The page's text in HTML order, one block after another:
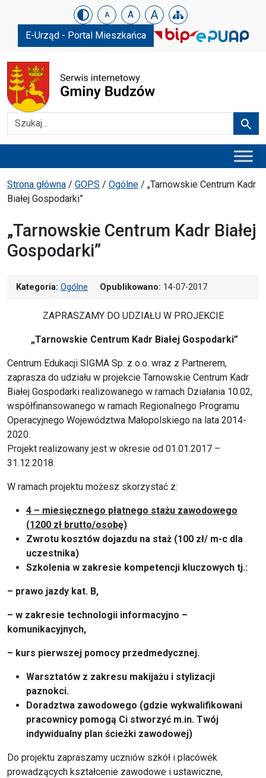
Urząd Gminy w Budzowie
Skip menu A A A
E-Urząd - Portal Mieszkańca
Szukaj
Ścieżka powrotu
Strona główna / GOPS / Ogólne / „Tarnowskie Centrum Kadr
Białej Gospodarki”
„Tarnowskie Centrum Kadr Białej
Gospodarki”
Kategoria: Ogólne Opublikowano: 14-07-2017
ZAPRASZAMY DO UDZIAŁU W PROJEKCIE
„Tarnowskie Centrum Kadr Białej Gospodarki”
Centrum Edukacji SIGMA Sp. z o.o. wraz z Partnerem,
zaprasza do udziału w projekcie Tarnowskie Centrum Kadr
Białej Gospodarki realizowanego w ramach Działania 10.02,
współfinansowanego w ramach Regionalnego Programu
Operacyjnego Województwa Małopolskiego na lata 2014-
2020.
Projekt realizowany jest w okresie od 01.01.2017 –
31.12.2018.
W ramach projektu możesz skorzystać z:
4 – miesięcznego płatnego stażu zawodowego
(1200 zł brutto/osobę)
Zwrotu kosztów dojazdu na staż (100 zł/ m-c dla
uczestnika)
Szkolenia w zakresie kompetencji kluczowych tj.:
– prawo jazdy kat. B,
– w zakresie technologii informacyjno –
komunikacyjnych,
– kurs pierwszej pomocy przedmedycznej.
Warsztatów z zakresu makijażu i stylizacji
paznokci.
Doradztwa zawodowego (gdzie wykwalifikowani
pracownicy pomogą Ci stworzyć m.in. Twój
indywidualny plan ścieżki zawodowej)
Do projektu zapraszamy uczniów szkół i placówek
prowadzących kształcenie zawodowe i ustawiczne,